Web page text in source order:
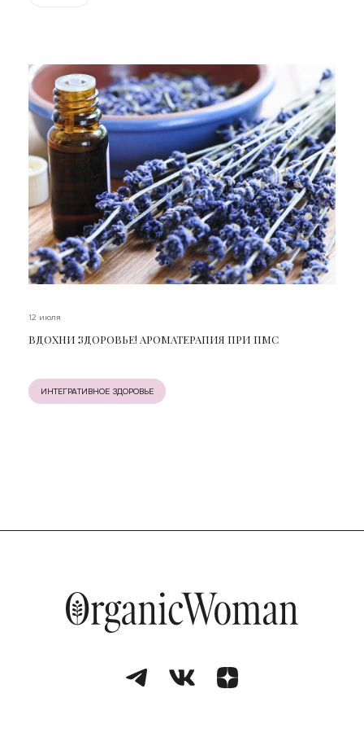
12 июля
ВДОХНИ ЗДОРОВЬЕ! АРОМАТЕРАПИЯ ПРИ ПМС
ИНТЕГРАТИВНОЕ ЗДОРОВЬЕ